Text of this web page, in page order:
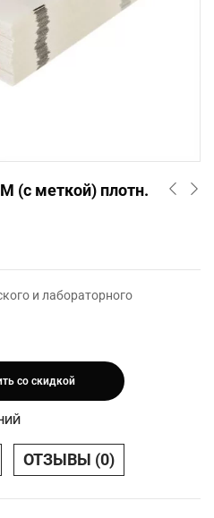
(с меткой) плотн.
и лабораторного
со скидкой
ОТЗЫВЫ (0)